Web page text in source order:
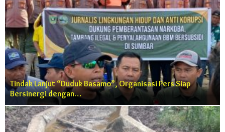
Tindak Lanjut “Duduk Basamo”, Organisasi Pers Siap
Bersinergi dengan…